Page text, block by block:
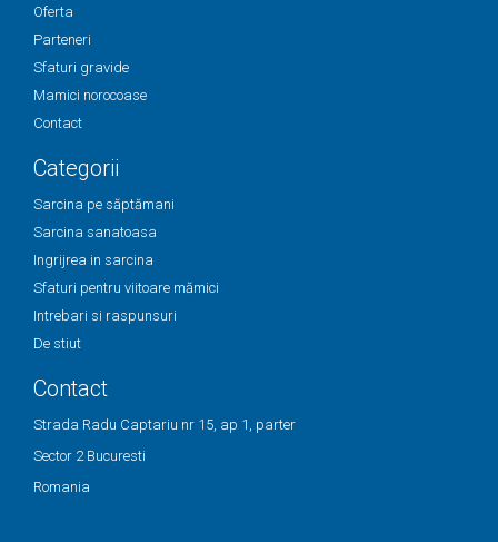
Oferta
Parteneri
Sfaturi gravide
Mamici norocoase
Contact
Categorii
Sarcina pe săptămani
Sarcina sanatoasa
Ingrijrea in sarcina
Sfaturi pentru viitoare mămici
Intrebari si raspunsuri
De stiut
Contact
Strada Radu Captariu nr 15, ap 1, parter
Sector 2 Bucuresti
Romania